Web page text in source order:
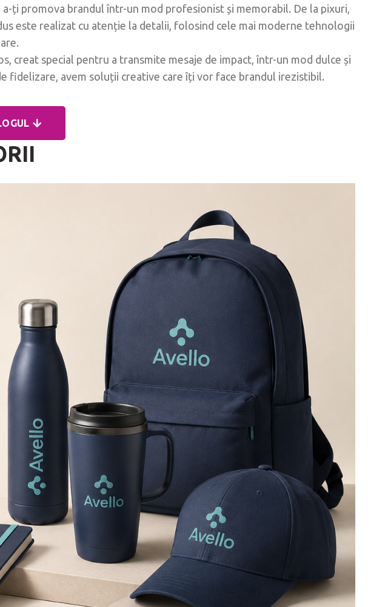
promova brandul într-un mod profesionist și memorabil. De la pixuri,
este realizat cu atenție la detalii, folosind cele mai moderne tehnologii
creat special pentru a transmite mesaje de impact, într-un mod dulce și
fidelizare, avem soluții creative care îți vor face brandul irezistibil.